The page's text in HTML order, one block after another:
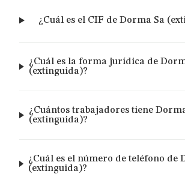
¿Cuál es el CIF de Dorma Sa
¿Cuál es la forma jurídica de
(extinguida)?
¿Cuántos trabajadores tiene
(extinguida)?
¿Cuál es el número de teléfono de
(extinguida)?